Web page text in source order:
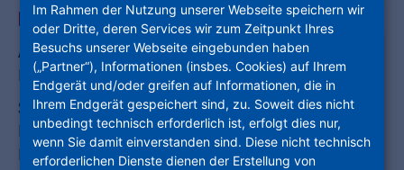
AUF EINEN BLICK
AKQUISITION UND PROJEKTENTWICKLUNG
FÜR BEZAHLBARES WOHNEN
SOZIAL, BEZAHLBAR, NACHHALTIG,
INNOVATIV: BEZAHLBARER WOHNRAUM
FÜR JEDERMANN
Im Rahmen der Nutzung unserer Webseite speichern wir
oder Dritte, deren Services wir zum Zeitpunkt Ihres
Besuchs unserer Webseite eingebunden haben
(„Partner“), Informationen (insbes. Cookies) auf Ihrem
Endgerät und/oder greifen auf Informationen, die in
Ihrem Endgerät gespeichert sind, zu. Soweit dies nicht
unbedingt technisch erforderlich ist, erfolgt dies nur,
wenn Sie damit einverstanden sind. Diese nicht technisch
erforderlichen Dienste dienen der Erstellung von